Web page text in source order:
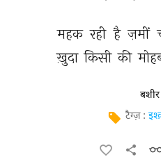
महक रही है ज़मीं
ख़ुदा किसी की
बशीर
टैग्ज़ :